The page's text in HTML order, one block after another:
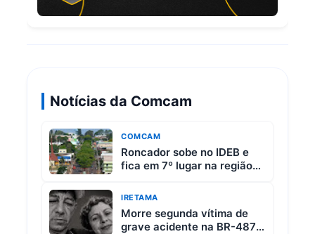
Notícias da Comcam
COMCAM
Roncador sobe no IDEB e
fica em 7º lugar na região
IRETAMA
Morre segunda vítima de
grave acidente na BR-487